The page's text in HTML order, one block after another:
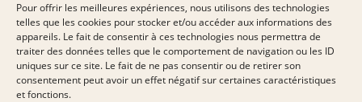
Pour offrir les meilleures expériences, nous utilisons des technologies
telles que les cookies pour stocker et/ou accéder aux informations des
appareils. Le fait de consentir à ces technologies nous permettra de
traiter des données telles que le comportement de navigation ou les ID
uniques sur ce site. Le fait de ne pas consentir ou de retirer son
consentement peut avoir un effet négatif sur certaines caractéristiques
et fonctions.
CONTACTEZ MOI
POLITIQUE DE CONFIDENTIALITÉ